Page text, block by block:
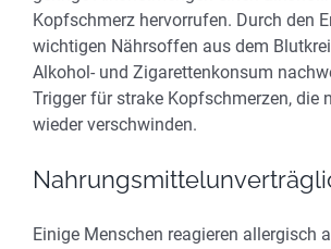
Kopfschmerz hervorrufen. Durch den
wichtigen Nährsoffen aus dem
Alkohol- und Zigarettenkonsum
Trigger für strake Kopfschmerzen, die
wieder verschwinden.
Einige Menschen reagieren allergisch